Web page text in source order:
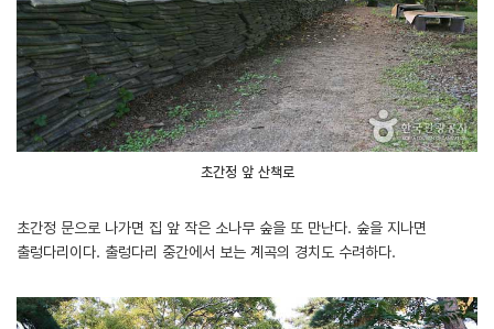
초간정 앞 산책로
초간정 문으로 나가면 집 앞 작은 소나무 숲을 또 만난다. 숲을 지나면
출렁다리이다. 출렁다리 중간에서 보는 계곡의 경치도 수려하다.